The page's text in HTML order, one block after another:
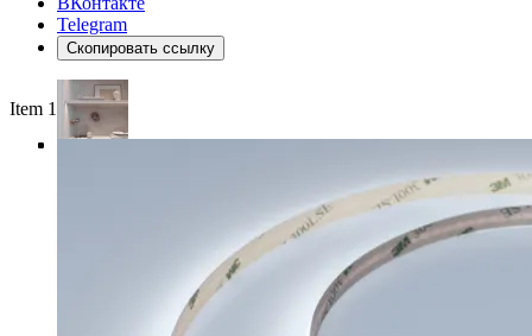
Telegram
Скопировать ссылку
Item 1 of 4